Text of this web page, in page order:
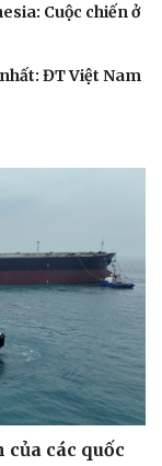
Cuộc chiến ở
ĐT Việt Nam
các quốc